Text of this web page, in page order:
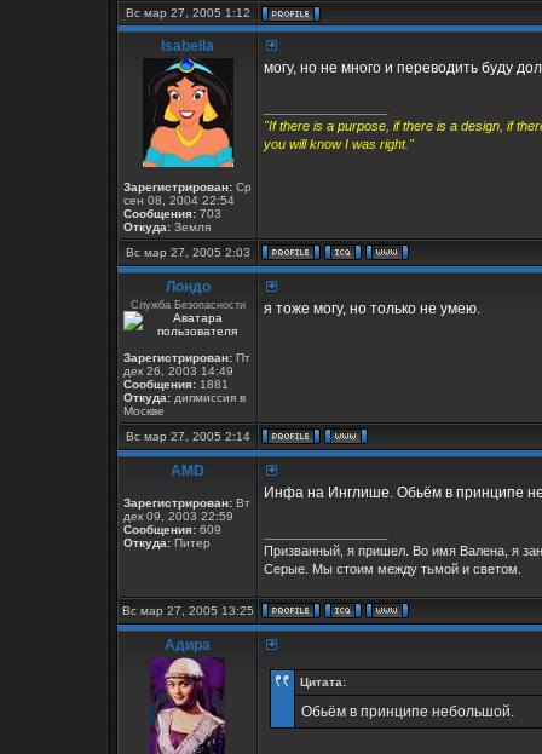
Вс мар 27, 2005 1:12
Isabella
Зарегистрирован: Ср
сен 08, 2004 22:54
Сообщения: 703
Откуда: Земля
могу, но не много и переводить буду
"If there is a purpose, if there is a design, if
you will know I was right."
Вс мар 27, 2005 2:03
Лондо
Служба Безопасности
Зарегистрирован: Пт
дек 26, 2003 14:49
Сообщения: 1881
Откуда: дипмиссия в
Москве
я тоже могу, но только не умею.
Вс мар 27, 2005 2:14
AMD
Зарегистрирован: Вт
дек 09, 2003 22:59
Сообщения: 609
Откуда: Питер
Инфа на Инглише. Обьём в принципе
Призванный, я пришел. Во имя Валена, я
Серые. Мы стоим между тьмой и светом.
Вс мар 27, 2005 13:25
Адира
Цитата:
Обьём в принципе небольшой.